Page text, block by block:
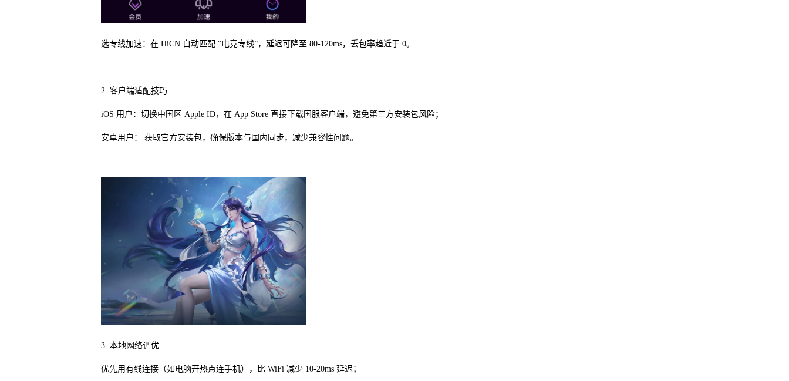
选专线加速：在 HiCN 自动匹配 “电竞专线”，延迟可降至 80-120ms，丢包率趋近于 0。
2. 客户端适配技巧
iOS 用户：切换中国区 Apple ID，在 App Store 直接下载国服客户端，避免第三方安装包风险；
安卓用户： 获取官方安装包，确保版本与国内同步，减少兼容性问题。
3. 本地网络调优
优先用有线连接（如电脑开热点连手机），比 WiFi 减少 10-20ms 延迟；